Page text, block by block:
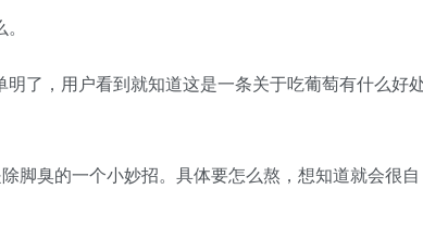
明了，用户看到就知道这是一条关于吃葡萄有什么好
脚臭的一个小妙招。具体要怎么熬，想知道就会很自